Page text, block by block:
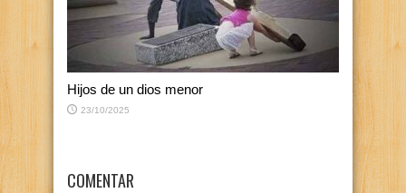
Hijos de un dios menor
23/10/2025
COMENTAR